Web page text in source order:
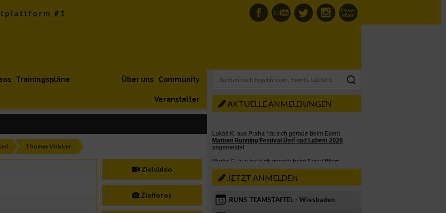
Trainingspläne Community
Über uns
Veranstalter
Thomas Völcker
Zielvideo
Zielfotos
AKTUELLE ANMELDUNGEN
JETZT ANMELDEN
12 RUN5 TEAMSTAFFEL - Wiesbaden